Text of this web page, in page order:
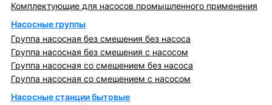
Комплектующие для насосов промышленного применения
Насосные группы
Группа насосная без смешения без насоса
Группа насосная без смешения с насосом
Группа насосная со смешением без насоса
Группа насосная со смешением с насосом
Насосные станции бытовые